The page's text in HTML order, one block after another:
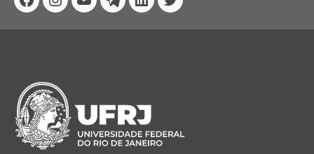
Facebook
Instagram
YoutubeTelegram
Linkedin
Twitter